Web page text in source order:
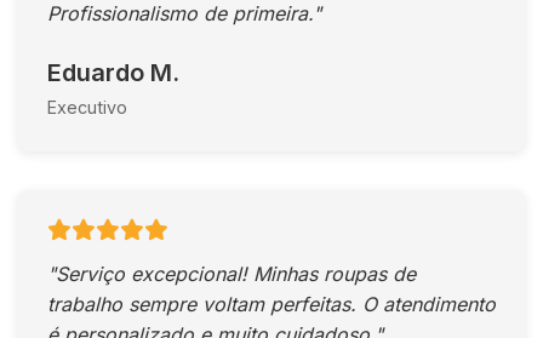
Profissionalismo de primeira."
Eduardo M.
Executivo
"Serviço excepcional! Minhas roupas de
trabalho sempre voltam perfeitas. O atendimento